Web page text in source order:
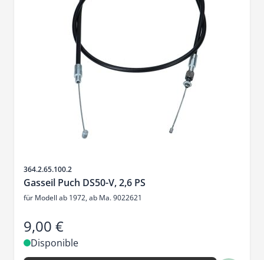
SKU
364.2.65.100.2
Gasseil Puch DS50-V, 2,6 PS
für Modell ab 1972, ab Ma. 9022621
9,00 €
Disponible